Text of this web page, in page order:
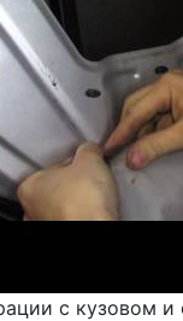
с кузовом и